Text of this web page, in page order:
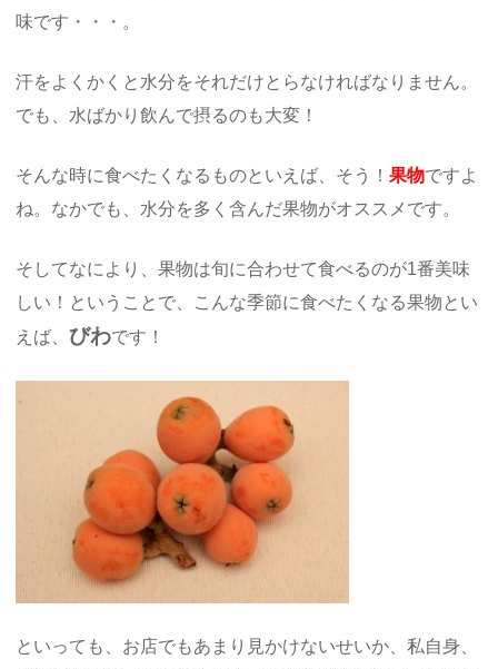
味です・・・。
汗をよくかくと水分をそれだけとらなければなりません。
でも、水ばかり飲んで摂るのも大変！
そんな時に食べたくなるものといえば、そう！果物ですよ
ね。なかでも、水分を多く含んだ果物がオススメです。
そしてなにより、果物は旬に合わせて食べるのが1番美味
しい！ということで、こんな季節に食べたくなる果物とい
えば、びわです！
といっても、お店でもあまり見かけないせいか、私自身、